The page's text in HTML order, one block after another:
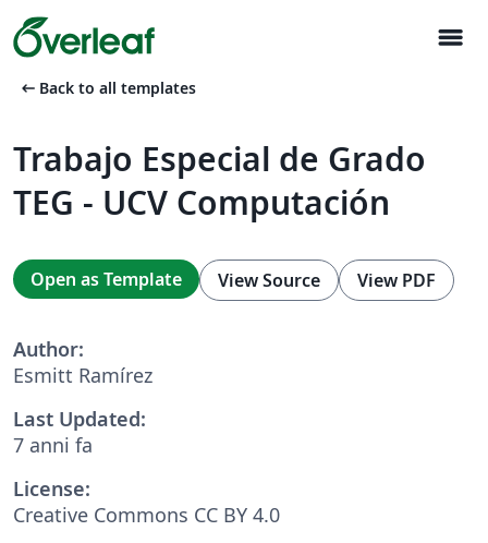
menu
arrow_left_alt Back to all templates
Trabajo Especial de Grado
TEG - UCV Computación
Open as Template View Source View PDF
Author:
Esmitt Ramírez
Last Updated:
7 anni fa
License:
Creative Commons CC BY 4.0